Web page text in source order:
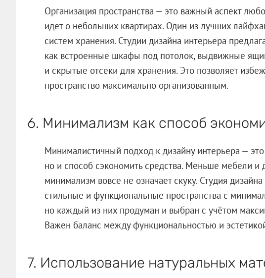
Организация пространства — это важный аспект
идет о небольших квартирах. Один из лучших
систем хранения. Студии дизайна интерьера
как встроенные шкафы под потолок, выдвижные
и скрытые отсеки для хранения. Это позволяет
пространство максимально организованным.
6. Минимализм как способ
Минималистичный подход к дизайну интерьера —
но и способ сэкономить средства. Меньше мебели и
минимализм вовсе не означает скуку. Студия
стильные и функциональные пространства с
но каждый из них продуман и выбран с учётом
Важен баланс между функциональностью и
7. Использование натуральных